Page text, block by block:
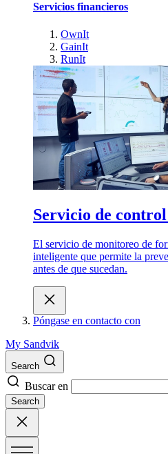
Servicios financieros
OwnIt
GainIt
RunIt
Servicio de
El servicio de monitoreo de
inteligente que permite la
antes de que sucedan.
Póngase en contacto con
My Sandvik
Search
Buscar en
Search